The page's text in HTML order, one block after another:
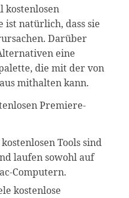
kostenlosen
natürlich, dass sie
Darüber
eine
die mit der von
mithalten kann.
Premiere-
Tools sind
laufen sowohl auf
Computern.
kostenlose